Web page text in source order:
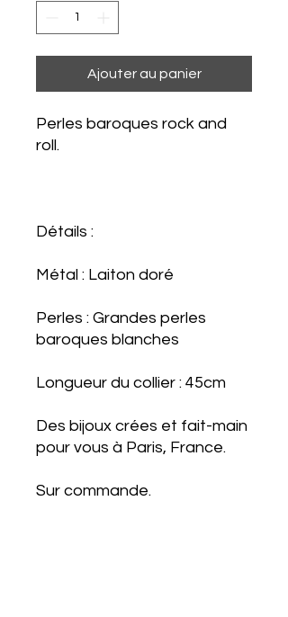
Ajouter au panier
Perles baroques rock and
roll.
Détails :
Métal : Laiton doré
Perles : Grandes perles
baroques blanches
Longueur du collier : 45cm
Des bijoux crées et fait-main
pour vous à Paris, France.
Sur commande.